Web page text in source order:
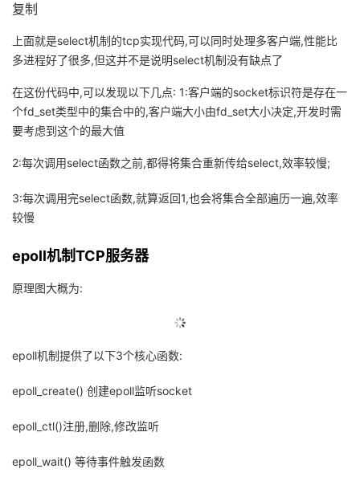
复制
上面就是select机制的tcp实现代码,可以同时处理多客户端,性能比
多进程好了很多,但这并不是说明select机制没有缺点了
在这份代码中,可以发现以下几点: 1:客户端的socket标识符是存在一
个fd_set类型中的集合中的,客户端大小由fd_set大小决定,开发时需
要考虑到这个的最大值
2:每次调用select函数之前,都得将集合重新传给select,效率较慢;
3:每次调用完select函数,就算返回1,也会将集合全部遍历一遍,效率
较慢
epoll机制TCP服务器
原理图大概为:
epoll机制提供了以下3个核心函数:
epoll_create() 创建epoll监听socket
epoll_ctl()注册,删除,修改监听
epoll_wait() 等待事件触发函数